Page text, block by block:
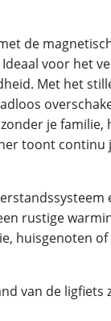
de
voor het
Met het
je
toont
rustige
huisgenoten
van de